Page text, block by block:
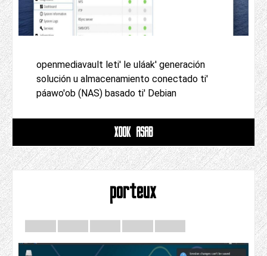
openmediavault leti' le uláak' generación
solución u almacenamiento conectado ti'
páawo'ob (NAS) basado ti' Debian
XOOK ASAB
porteux